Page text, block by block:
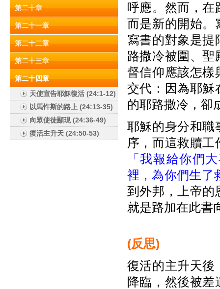
第二十章
第二十一章
第二十二章
第二十三章
第二十四章
天使宣告耶穌復活 (24:1-12)
以馬忤斯的路上 (24:13-35)
向眾使徒顯現 (24:36-49)
復活主升天 (24:50-53)
呼應。然而，在
而是新的開始。
寫書的對象是提
路撒冷被圍、聖
督信仰應該怎樣
交代：因為耶穌
的耶路撒冷，卻
耶穌的身分和職
序，而這救贖
「我報給你們
裡，為你們生了
到外邦，上帝的
就是路加在此書
(反思)
復活的主升天後
降臨，然後被